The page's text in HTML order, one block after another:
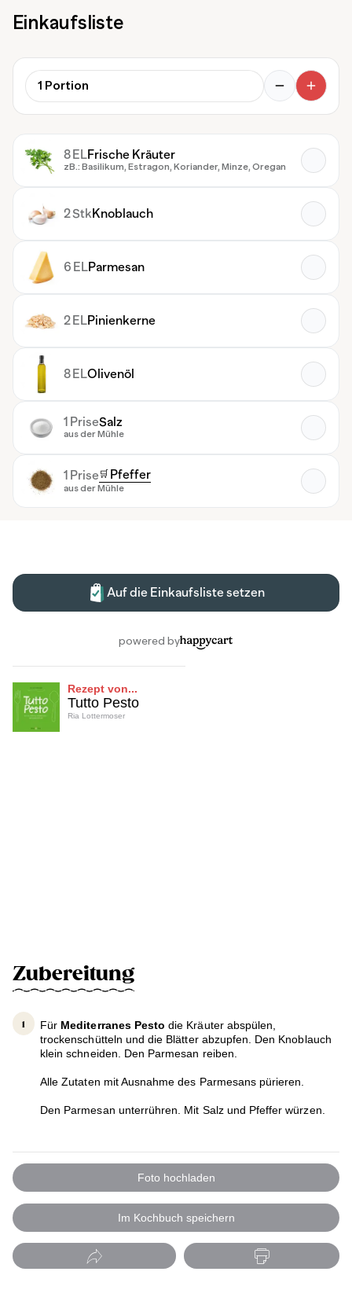
Rezept von...
Tutto Pesto
Ria Lottermoser
Zubereitung
Für Mediterranes Pesto die Kräuter abspülen,
trockenschütteln und die Blätter abzupfen. Den Knoblauch
klein schneiden. Den Parmesan reiben.
Alle Zutaten mit Ausnahme des Parmesans pürieren.
Den Parmesan unterrühren. Mit Salz und Pfeffer würzen.
Foto hochladen
Im Kochbuch speichern